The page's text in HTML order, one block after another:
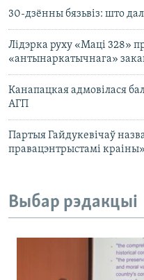
30-дзённы бязьвіз: што
Лідэрка руху «Маці 328»
«антынаркатычнага»
Канапацкая адмовілася
АГП
Партыя Гайдукевічаў
правацэнтрыстамі
Выбар рэдакцыі